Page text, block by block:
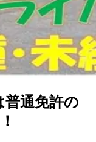
普通免許の